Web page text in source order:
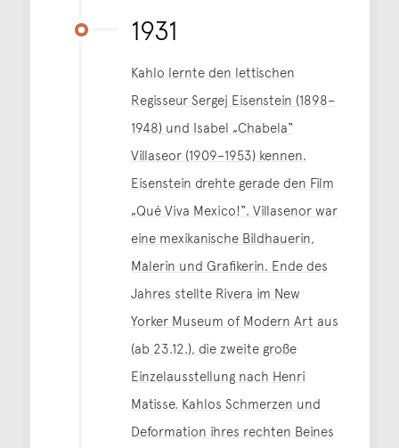
1931
Kahlo lernte den lettischen
Regisseur Sergej Eisenstein (1898–
1948) und Isabel „Chabela“
Villaseor (1909–1953) kennen.
Eisenstein drehte gerade den Film
„Qué Viva Mexico!“. Villasenor war
eine mexikanische Bildhauerin,
Malerin und Grafikerin. Ende des
Jahres stellte Rivera im New
Yorker Museum of Modern Art aus
(ab 23.12.), die zweite große
Einzelausstellung nach Henri
Matisse. Kahlos Schmerzen und
Deformation ihres rechten Beines